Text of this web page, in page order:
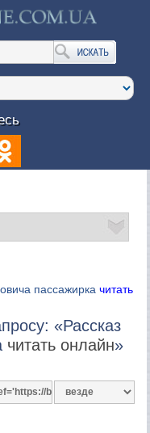
пассажиркачитать
«Рассказ
читать онлайн»